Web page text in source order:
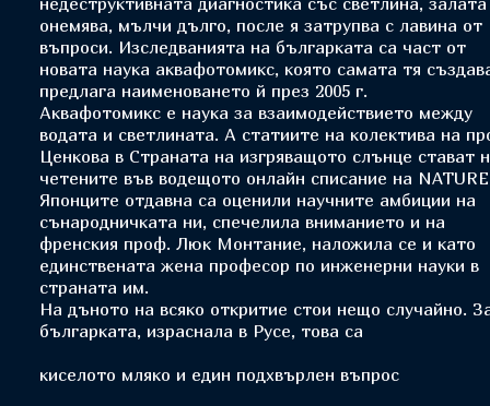
онемява, мълчи дълго, после я затрупва с лавина от
въпроси. Изследванията на българката са част от
новата наука аквафотомикс, която самата тя
предлага наименоването й през 2005 г.
Аквафотомикс е наука за взаимодействието между
водата и светлината. А статиите на колектива на
Ценкова в Страната на изгряващото слънце стават
четените във водещото онлайн списание на
Японците отдавна са оценили научните амбиции на
сънародничката ни, спечелила вниманието и на
френския проф. Люк Монтание, наложила се и като
единствената жена професор по инженерни науки в
страната им.
На дъното на всяко откритие стои нещо случайно.
българката, израснала в Русе, това са
киселото мляко и един подхвърлен въпрос